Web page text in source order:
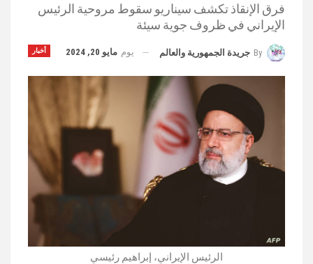
فرق الإنقاذ تكشف سيناريو سقوط مروحية الرئيس
الإيراني في ظروف جوية سيئة
أخبار By جريدة الجمهورية والعالم يوم مايو 20, 2024
الرئيس الإيراني، إبراهيم رئيسي